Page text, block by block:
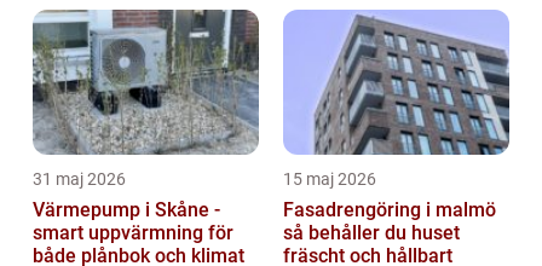
31 maj 2026
Värmepump i Skåne -
smart uppvärmning för
både plånbok och klimat
15 maj 2026
Fasadrengöring i malmö
så behåller du huset
fräscht och hållbart